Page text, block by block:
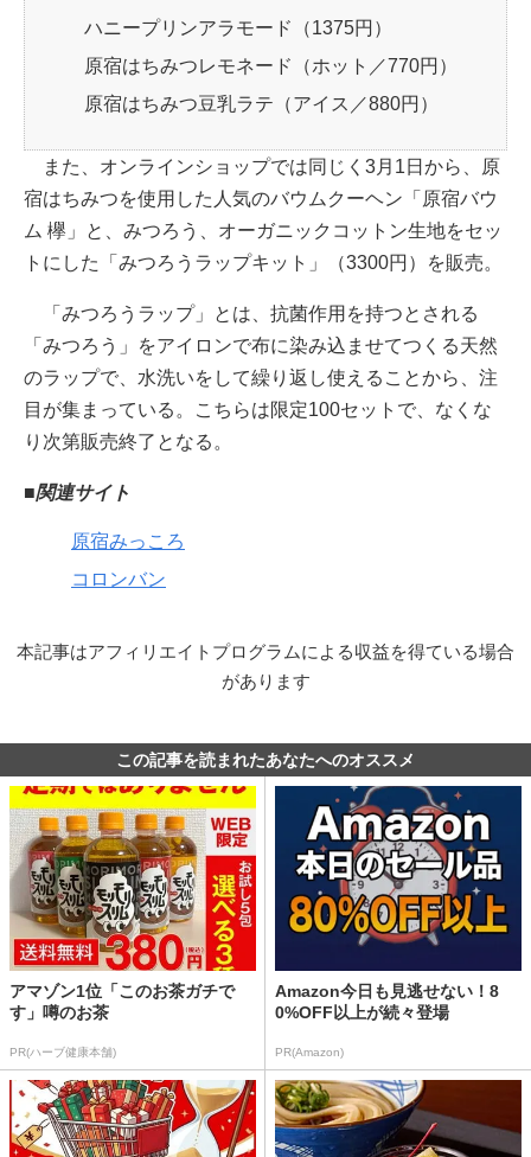
ハニープリンアラモード（1375円）
原宿はちみつレモネード（ホット／770円）
原宿はちみつ豆乳ラテ（アイス／880円）
また、オンラインショップでは同じく3月1日から、原
宿はちみつを使用した人気のバウムクーヘン「原宿バウ
ム 欅」と、みつろう、オーガニックコットン生地をセッ
トにした「みつろうラップキット」（3300円）を販売。
「みつろうラップ」とは、抗菌作用を持つとされる
「みつろう」をアイロンで布に染み込ませてつくる天然
のラップで、水洗いをして繰り返し使えることから、注
目が集まっている。こちらは限定100セットで、なくな
り次第販売終了となる。
■関連サイト
原宿みっころ
コロンバン
本記事はアフィリエイトプログラムによる収益を得ている場合
があります
この記事を読まれたあなたへのオススメ
アマゾン1位「このお茶ガチで
す」噂のお茶
PR(ハーブ健康本舗)
Amazon今日も見逃せない！8
0%OFF以上が続々登場
PR(Amazon)